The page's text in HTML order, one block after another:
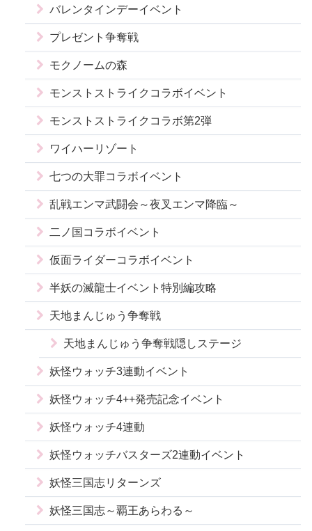
バレンタインデーイベント
プレゼント争奪戦
モクノームの森
モンストストライクコラボイベント
モンストストライクコラボ第2弾
ワイハーリゾート
七つの大罪コラボイベント
乱戦エンマ武闘会～夜叉エンマ降臨～
二ノ国コラボイベント
仮面ライダーコラボイベント
半妖の滅龍士イベント特別編攻略
天地まんじゅう争奪戦
天地まんじゅう争奪戦隠しステージ
妖怪ウォッチ3連動イベント
妖怪ウォッチ4++発売記念イベント
妖怪ウォッチ4連動
妖怪ウォッチバスターズ2連動イベント
妖怪三国志リターンズ
妖怪三国志～覇王あらわる～